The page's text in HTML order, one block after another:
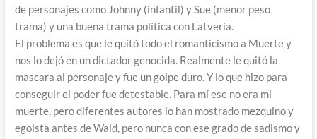
de personajes como Johnny (infantil) y Sue (menor peso
trama) y una buena trama política con Latveria.
El problema es que le quitó todo el romanticismo a Muerte y
nos lo dejó en un dictador genocida. Realmente le quitó la
mascara al personaje y fue un golpe duro. Y lo que hizo para
conseguir el poder fue detestable. Para mí ese no era mi
muerte, pero diferentes autores lo han mostrado mezquino y
egoista antes de Waid, pero nunca con ese grado de sadismo y